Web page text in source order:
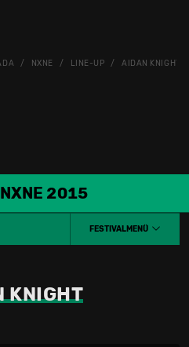
NXNE LINE-UP AIDAN KNIGHT
2015
FESTIVALMENÜ
KNIGHT